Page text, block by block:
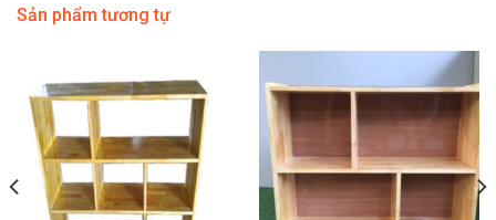
Sản phẩm tương tự